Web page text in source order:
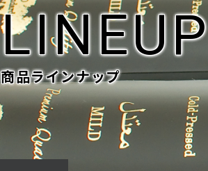
商品ラインナップ